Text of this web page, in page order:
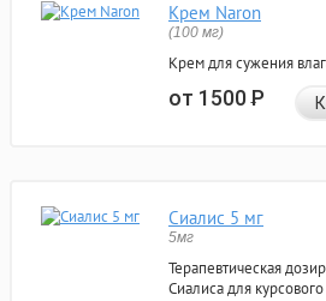
Крем Naron
(100 мг)
Крем для сужения
от 1500Р
Сиалис 5 мг
5мг
Терапевтическая
Сиалиса для